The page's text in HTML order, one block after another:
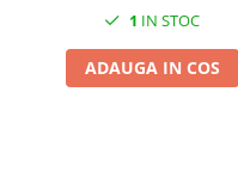
MRP - MR. PAINT
1 IN STOC
ADAUGA IN COS